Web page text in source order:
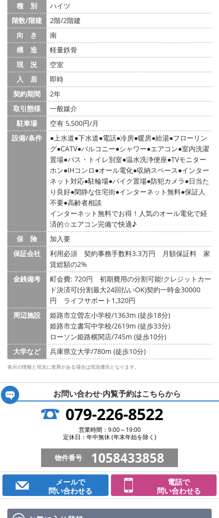
種 別
ハイツ
階数/階建
2階/2階建
向 き
南
構 造
軽量鉄骨
現 況
空室
入 居
即時
契約期間
2年
取引態様
一般媒介
駐車場
空有 5,500円/月
設備/条件
上水道 下水道 電話 冷房 暖房 給湯 フローリン
グ CATV バルコニー シャワー エアコン 室内洗濯
置場 バス・トイレ別室 温水洗浄便座 TVモニター
ホン IHコンロ オール電化 収納スペース インター
ネット対応 駐輪場 バイク置場 防犯カメラ
日当た
り良好 閑静な住宅街 インターネット無料 保証人
不要 高齢者相談
インターネット無料でお得！人気のオール電化で経
済的☆エアコン完備で快適♪
保 険
加入要
保証会社
利用必須 契約事務手数料3.3万円 月額保証料 家
賃総額の2%
金銭備考
町会費: 720円
初期費用の分割可能!クレジットカー
ド決済可(分割最大24回払いOK)契約一時金30000
円 ライフサポート1,320円
周辺施設
姫路市立曽左小学校/1363m (徒歩18分)
姫路市立書写中学校/2619m (徒歩33分)
ローソン姫路横関店/745m (徒歩10分)
大学など
兵庫県立大学/780m (徒歩10分)
表示の情報と現況に差異がある場合は現況優先となります。
お問い合わせ·内覧予約はこちらから
079-226-8522
営業時間：9:00～19:00
定休日：年中無休 (年末年始を除く)
物件番号 1058433858
メールで
問い合わせる
電話で
問い合わせる